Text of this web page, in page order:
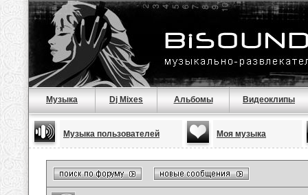
Музыка Dj Mixes Альбомы Видеоклипы
Музыка пользователей Моя музыка